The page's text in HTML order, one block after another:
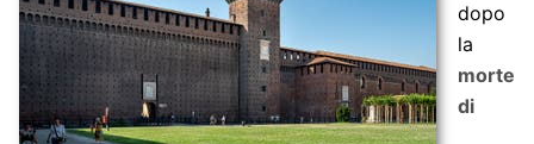
dopo
la
morte
di